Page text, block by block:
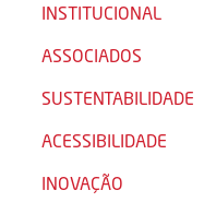
INSTITUCIONAL
ASSOCIADOS
SUSTENTABILIDADE
ACESSIBILIDADE
INOVAÇÃO